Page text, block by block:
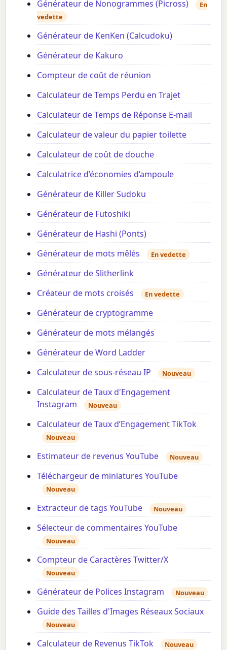
Générateur de Nonogrammes (Picross)
En
vedette
Générateur de KenKen (Calcudoku)
Générateur de Kakuro
Compteur de coût de réunion
Calculateur de Temps Perdu en Trajet
Calculateur de Temps de Réponse E-mail
Calculateur de valeur du papier toilette
Calculateur de coût de douche
Calculatrice d’économies d’ampoule
Générateur de Killer Sudoku
Générateur de Futoshiki
Générateur de Hashi (Ponts)
Générateur de mots mêlés
En vedette
Générateur de Slitherlink
Créateur de mots croisés
En vedette
Générateur de cryptogramme
Générateur de mots mélangés
Générateur de Word Ladder
Calculateur de sous-réseau IP
Nouveau
Calculateur de Taux d'Engagement
Instagram
Nouveau
Calculateur de Taux d’Engagement TikTok
Nouveau
Estimateur de revenus YouTube Nouveau
Téléchargeur de miniatures YouTube
Nouveau
Extracteur de tags YouTube Nouveau
Sélecteur de commentaires YouTube
Nouveau
Compteur de Caractères Twitter/X
Nouveau
Générateur de Polices Instagram Nouveau
Guide des Tailles d'Images Réseaux Sociaux
Nouveau
Calculateur de Revenus TikTok Nouveau